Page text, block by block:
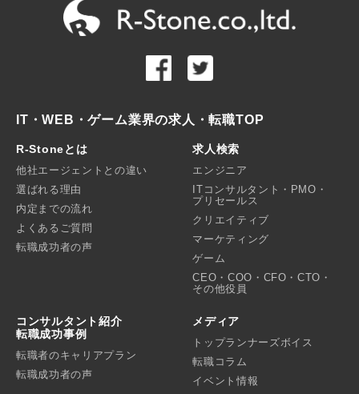
IT・WEB・ゲーム業界の求人・転職TOP
R-Stoneとは
他社エージェントとの違い
選ばれる理由
内定までの流れ
よくあるご質問
転職成功者の声
求人検索
エンジニア
ITコンサルタント・PMO・
プリセールス
クリエイティブ
マーケティング
ゲーム
CEO・COO・CFO・CTO・
その他役員
コンサルタント紹介
転職成功事例
転職者のキャリアプラン
転職成功者の声
メディア
トップランナーズボイス
転職コラム
イベント情報